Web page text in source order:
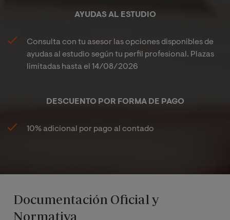
AYUDAS AL ESTUDIO
Consulta con tu asesor las opciones disponibles de
ayudas al estudio según tu perfil profesional. Plazas
limitadas hasta el 14/08/2026
DESCUENTO POR FORMA DE PAGO
10% adicional por pago al contado
Documentación Oficial y
Normativa